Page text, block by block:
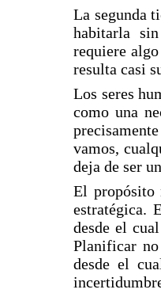
La segunda
habitarla
requiere
resulta casi
Los seres
como una
vamos,
deja de ser
El propósito
estratégica.
desde el
Planificar
desde el